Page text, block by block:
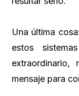
Una última
estos
mensaje para